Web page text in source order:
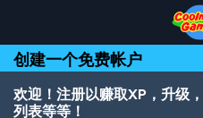
Top
of
Page
Navigation
Main
Content
Footer
到
主
要
内
容
创建一个免费帐户
欢迎！注册以赚取XP，升级
列表等等！